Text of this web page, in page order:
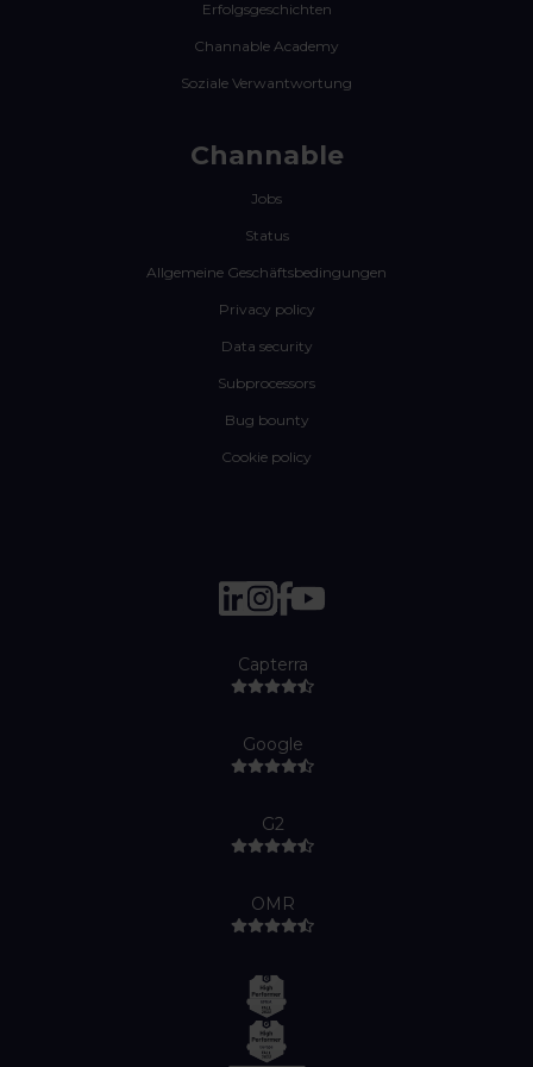
Erfolgsgeschichten
Channable Academy
Soziale Verwantwortung
Channable
Jobs
Status
Allgemeine Geschäftsbedingungen
Privacy policy
Data security
Subprocessors
Bug bounty
Cookie policy
Capterra
Google
G2
OMR